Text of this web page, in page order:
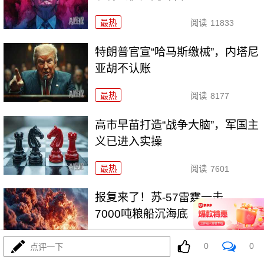
最热 阅读 11833
特朗普官宣“哈马斯缴械”，内塔尼
亚胡不认账
最热 阅读 8177
高市早苗打造“战争大脑”，军国主
义已进入实操
最热 阅读 7601
报复来了！苏-57雷霆一击，
7000吨粮船沉海底
阅读 25033
点评一下 0 0